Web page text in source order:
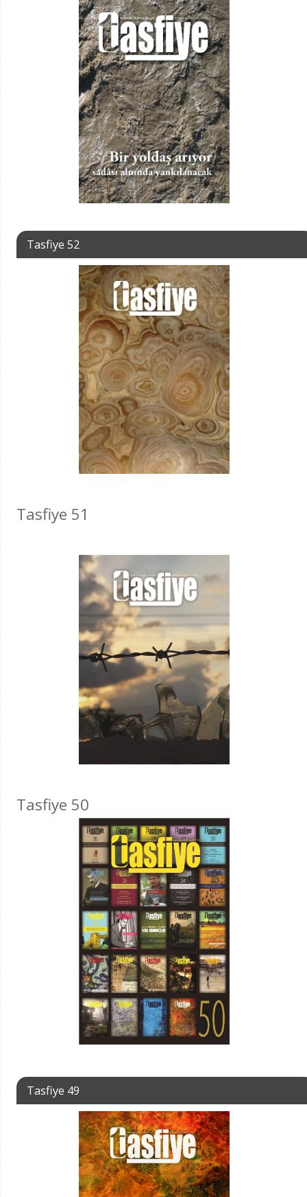
Tasfiye 52
Tasfiye 51
Tasfiye 50
Tasfiye 49